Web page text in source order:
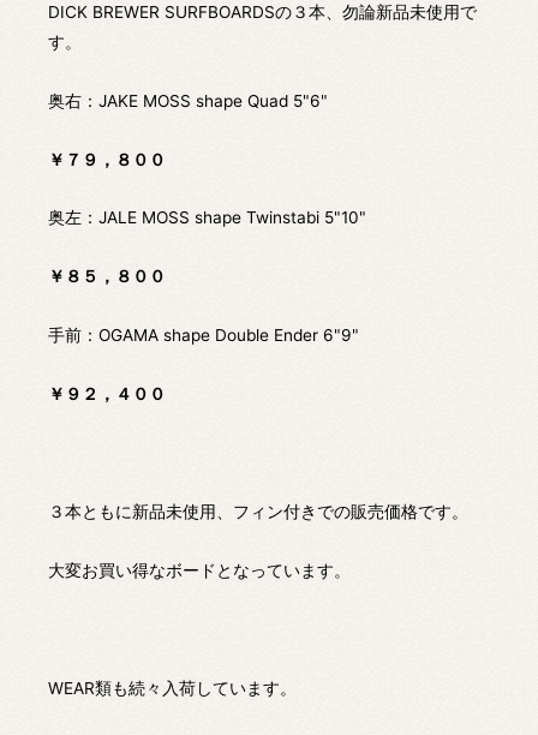
DICK BREWER SURFBOARDSの３本、勿論新品未使用で
す。
奥右：JAKE MOSS shape Quad 5"6"
￥７９，８００
奥左：JALE MOSS shape Twinstabi 5"10"
￥８５，８００
手前：OGAMA shape Double Ender 6"9"
￥９２，４００
３本ともに新品未使用、フィン付きでの販売価格です。
大変お買い得なボードとなっています。
WEAR類も続々入荷しています。